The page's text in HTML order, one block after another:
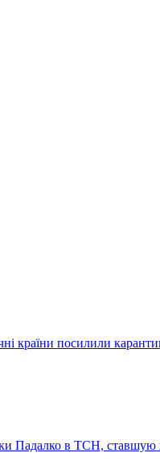
країни посилили
Падалко в ТСН, ставшую